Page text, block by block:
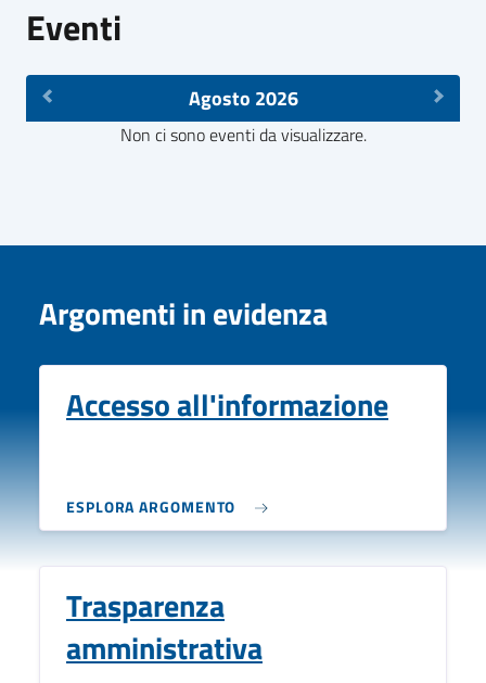
Eventi
Agosto 2026
Non ci sono eventi da visualizzare.
Argomenti in evidenza
Accesso all'informazione
ESPLORA ARGOMENTO
Trasparenza
amministrativa